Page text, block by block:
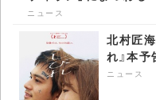
たち』リリース -
CDJournal ニュース
ニュース
北村匠
れ』本
ニュース